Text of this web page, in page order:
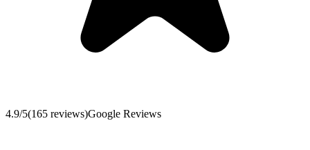
4.9/5(165 reviews)Google Reviews